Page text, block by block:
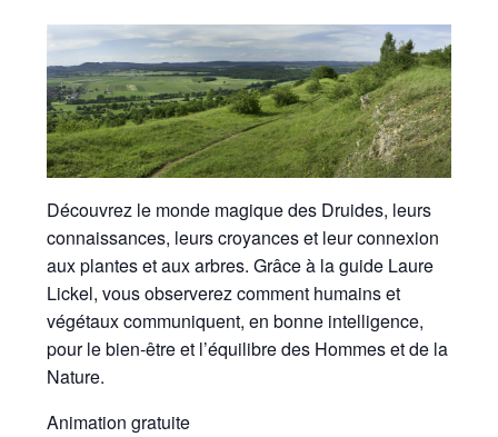
Découvrez le monde magique des Druides, leurs
connaissances, leurs croyances et leur connexion
aux plantes et aux arbres. Grâce à la guide Laure
Lickel, vous observerez comment humains et
végétaux communiquent, en bonne intelligence,
pour le bien-être et l’équilibre des Hommes et de la
Nature.
Animation gratuite